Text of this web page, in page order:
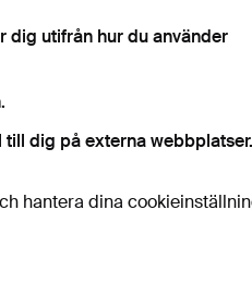
dig utifrån hur du använder
dig på externa webbplatser.
hantera dina